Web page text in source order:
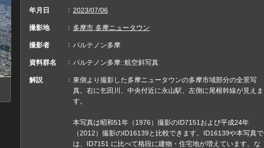
年月日 2023/07/06
撮影地 多摩市,多摩ニュータウン
撮影者 パルテノン多摩
資料群名 パルテノン多摩::航空斜写真
解説
東側より撮影した多摩ニュータウンの多摩市域部分の全景写
真。右に乞田川、中央付近に永山駅、左側に尾根幹線が見えま
す。
本写真は昭和51年（1976）撮影のID7151および平成24年
（2012）撮影のID16139と比較できます。ID16139や本写真で
は、ID7151 に比べて格段に建物・住宅地が増えています。な